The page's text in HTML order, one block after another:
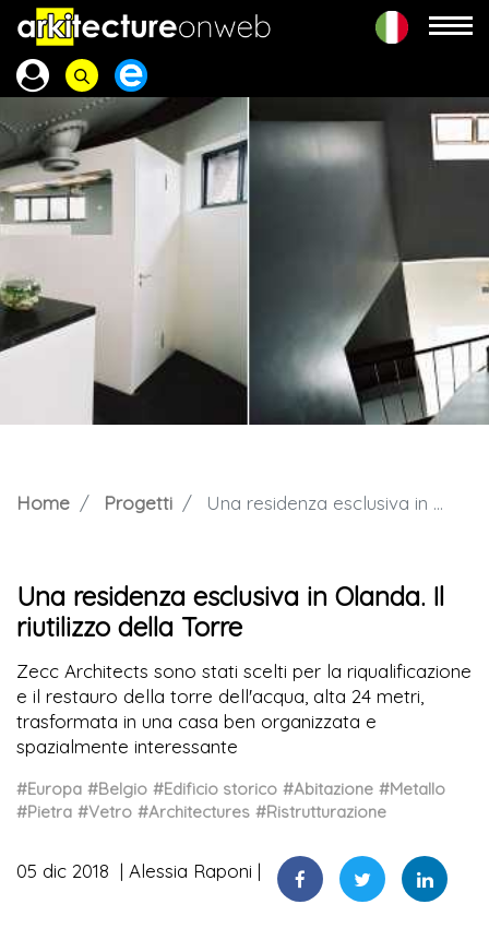
Home Progetti Una residenza esclusiva in Olanda. Il riutilizzo della Torre
Una residenza esclusiva in Olanda. Il
riutilizzo della Torre
Zecc Architects sono stati scelti per la riqualificazione
e il restauro della torre dell'acqua, alta 24 metri,
trasformata in una casa ben organizzata e
spazialmente interessante
#Europa #Belgio #Edificio storico #Abitazione #Metallo
#Pietra #Vetro #Architectures #Ristrutturazione
05 dic 2018 Alessia Raponi